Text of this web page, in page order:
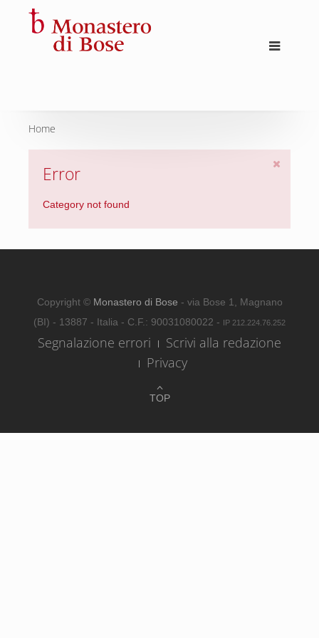
Home
Error
Category not found
TOP
Copyright © Monastero di Bose - via Bose 1, Magnano
(BI) - 13887 - Italia - C.F.: 90031080022 - IP 212.224.76.252
Segnalazione errori
Scrivi alla redazione
Privacy